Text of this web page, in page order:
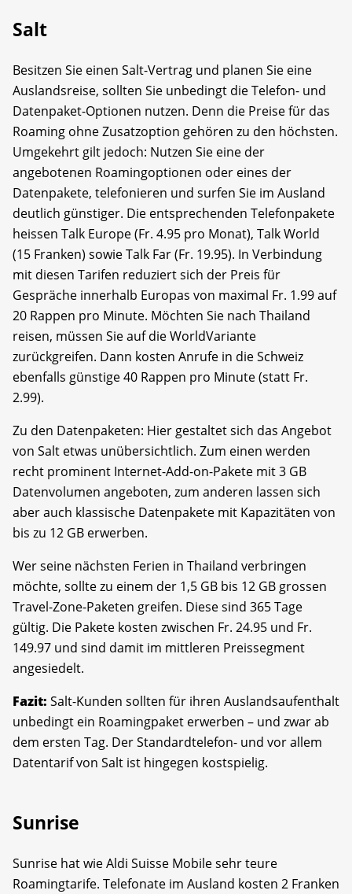
Salt
Besitzen Sie einen Salt-Vertrag und planen Sie eine
Auslandsreise, sollten Sie unbedingt die Telefon- und
Datenpaket-Optionen nutzen. Denn die Preise für das
Roaming ohne Zusatzoption gehören zu den höchsten.
Umgekehrt gilt jedoch: Nutzen Sie eine der
angebotenen Roamingoptionen oder eines der
Datenpakete, telefonieren und surfen Sie im Ausland
deutlich günstiger. Die entsprechenden Telefonpakete
heissen Talk Europe (Fr. 4.95 pro Monat), Talk World
(15 Franken) sowie Talk Far (Fr. 19.95). In Verbindung
mit diesen Tarifen reduziert sich der Preis für
Gespräche innerhalb Europas von maximal Fr. 1.99 auf
20 Rappen pro Minute. Möchten Sie nach Thailand
reisen, müssen Sie auf die World­Variante
zurückgreifen. Dann kosten Anrufe in die Schweiz
ebenfalls günstige 40 Rappen pro Minute (statt Fr.
2.99).
Zu den Datenpaketen: Hier gestaltet sich das Angebot
von Salt etwas unübersichtlich. Zum einen werden
recht prominent Internet-Add-on-Pakete mit 3 GB
Datenvolumen angeboten, zum anderen lassen sich
aber auch klassische Datenpakete mit Kapazitäten von
bis zu 12 GB erwerben.
Wer seine nächsten Ferien in Thailand verbringen
möchte, sollte zu einem der 1,5 GB bis 12 GB grossen
Travel-Zone-Paketen greifen. Diese sind 365 Tage
gültig. Die Pakete kosten zwischen Fr. 24.95 und Fr.
149.97 und sind damit im mittleren Preissegment
angesiedelt.
Fazit: Salt-Kunden sollten für ihren Auslandsaufenthalt
unbedingt ein Roamingpaket erwerben – und zwar ab
dem ersten Tag. Der Standardtelefon- und vor allem
Datentarif von Salt ist hingegen kostspielig.
Sunrise
Sunrise hat wie Aldi Suisse Mobile sehr teure
Roamingtarife. Telefonate im Ausland kosten 2 Franken